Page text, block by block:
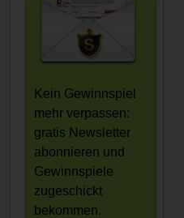
Kein Gewinnspiel
mehr verpassen:
gratis Newsletter
abonnieren und
Gewinnspiele
zugeschickt
bekommen.